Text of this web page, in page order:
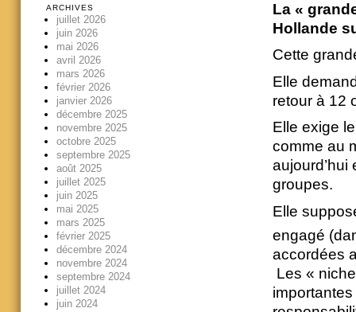
La «
Hollande
Cette
Elle
retour à 12
Elle exige
comme au
groupes.
Elle
engagé
accordées
Les «
ARCHIVES
juillet 2026
juin 2026
mai 2026
avril 2026
mars 2026
février 2026
janvier 2026
décembre 2025
novembre 2025
octobre 2025
septembre 2025
août 2025
juillet 2025
juin 2025
mai 2025
mars 2025
février 2025
décembre 2024
novembre 2024
septembre 2024
juillet 2024
juin 2024